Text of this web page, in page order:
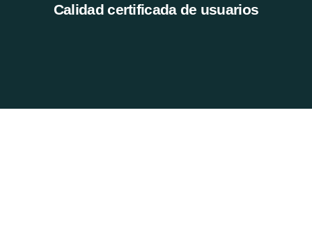
Calidad certificada de usuarios